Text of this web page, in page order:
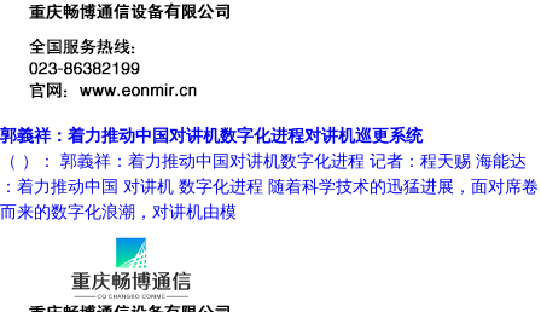
郭義祥：着力推动中国对讲机数字化进程对讲机巡更系统
（ ）： 郭義祥：着力推动中国对讲机数字化进程 记者：程天赐 海能达
：着力推动中国 对讲机 数字化进程 随着科学技术的迅猛进展，面对席卷
而来的数字化浪潮，对讲机由模